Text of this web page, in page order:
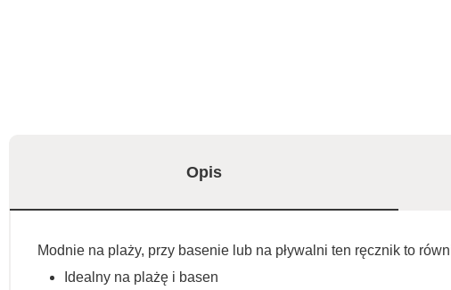
Opis
Modnie na plaży, przy basenie lub na pływalni ten ręcznik to
Idealny na plażę i basen